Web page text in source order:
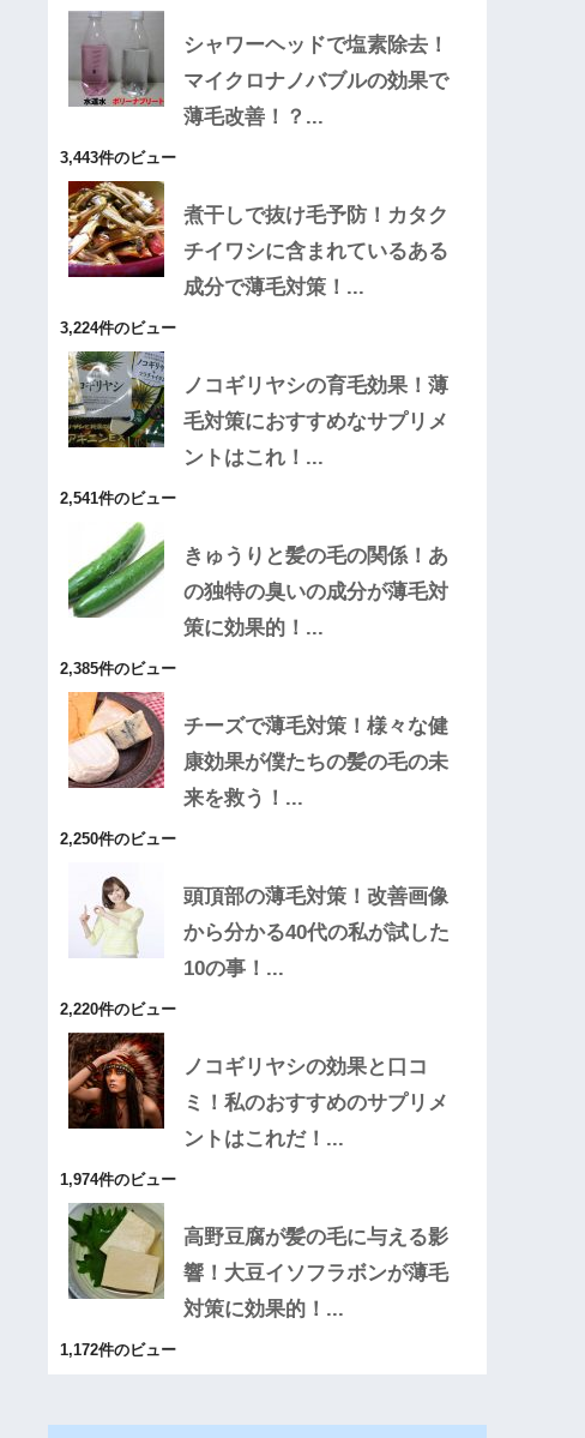
シャワーヘッドで塩素除去！
マイクロナノバブルの効果で
薄毛改善！？...
3,443件のビュー
煮干しで抜け毛予防！カタク
チイワシに含まれているある
成分で薄毛対策！...
3,224件のビュー
ノコギリヤシの育毛効果！薄
毛対策におすすめなサプリメ
ントはこれ！...
2,541件のビュー
きゅうりと髪の毛の関係！あ
の独特の臭いの成分が薄毛対
策に効果的！...
2,385件のビュー
チーズで薄毛対策！様々な健
康効果が僕たちの髪の毛の未
来を救う！...
2,250件のビュー
頭頂部の薄毛対策！改善画像
から分かる40代の私が試した
10の事！...
2,220件のビュー
ノコギリヤシの効果と口コ
ミ！私のおすすめのサプリメ
ントはこれだ！...
1,974件のビュー
高野豆腐が髪の毛に与える影
響！大豆イソフラボンが薄毛
対策に効果的！...
1,172件のビュー